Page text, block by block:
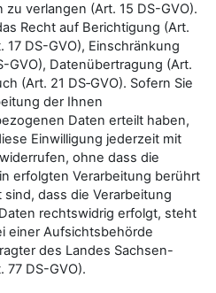
verlangen (Art. 15 DS-GVO).
Recht auf Berichtigung (Art.
17 DS-GVO), Einschränkung
GVO), Datenübertragung (Art.
(Art. 21 DS‑GVO). Sofern Sie
der Ihnen
Daten erteilt haben,
Einwilligung jederzeit mit
ohne dass die
erfolgten Verarbeitung berührt
dass die Verarbeitung
rechtswidrig erfolgt, steht
einer Aufsichtsbehörde
des Landes Sachsen-
DS-GVO).